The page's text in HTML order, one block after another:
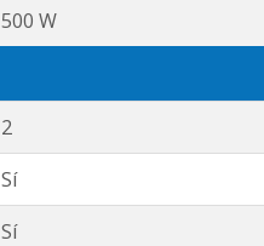
500 W
2
Sí
Sí